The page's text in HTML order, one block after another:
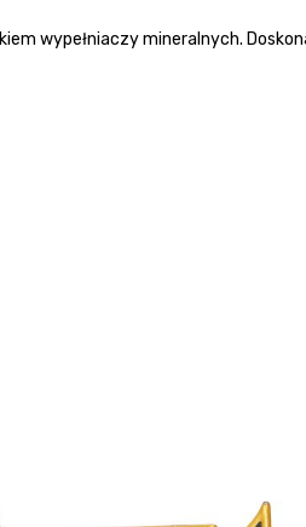
wypełniaczy mineralnych.